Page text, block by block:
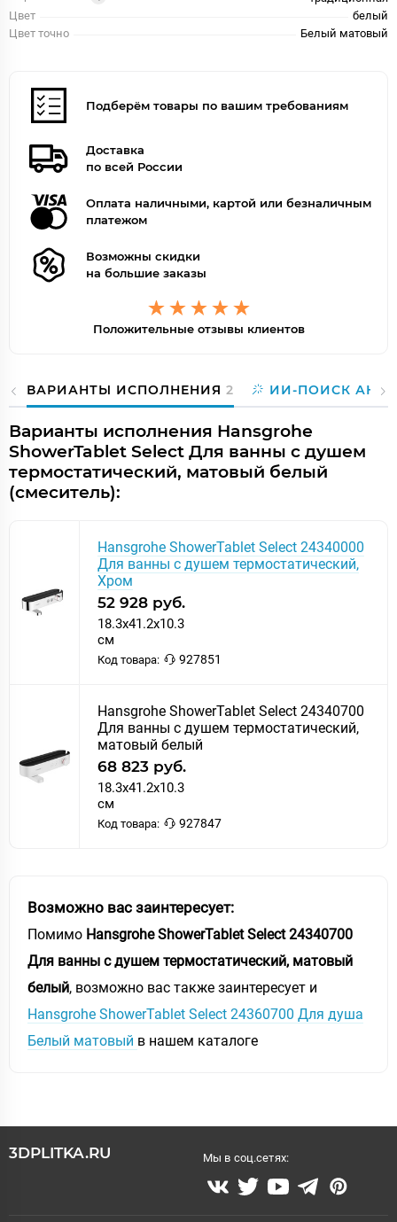
Цвет
белый
Цвет точно
Белый матовый
Подберём товары по вашим требованиям
Доставка
по всей России
Оплата наличными, картой или безналичным
платежом
Возможны скидки
на большие заказы
Положительные отзывы клиентов
ВАРИАНТЫ ИСПОЛНЕНИЯ 2 ИИ-ПОИСК
Варианты исполнения Hansgrohe
ShowerTablet Select Для ванны с душем
термостатический, матовый белый
(смеситель):
Hansgrohe ShowerTablet Select 24340000
Для ванны с душем термостатический,
Хром
52 928 руб.
18.3x41.2x10.3
см
Код товара: 927851
Hansgrohe ShowerTablet Select 24340700
Для ванны с душем термостатический,
матовый белый
68 823 руб.
18.3x41.2x10.3
см
Код товара: 927847
Возможно вас заинтересует:
Помимо Hansgrohe ShowerTablet Select 24340700
Для ванны с душем термостатический, матовый
белый, возможно вас также заинтересует и
Hansgrohe ShowerTablet Select 24360700 Для душа
Белый матовый в нашем каталоге
3DPLITKA.RU Мы в соц.сетях: